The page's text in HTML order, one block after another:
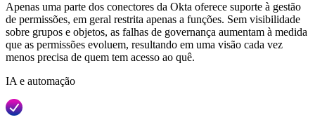
Apenas uma parte dos conectores da Okta oferece suporte à gestão
de permissões, em geral restrita apenas a funções. Sem visibilidade
sobre grupos e objetos, as falhas de governança aumentam à medida
que as permissões evoluem, resultando em uma visão cada vez
menos precisa de quem tem acesso ao quê.
IA e automação